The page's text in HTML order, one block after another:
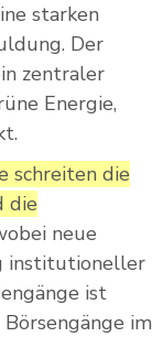
starken
Der
zentraler
Energie,
schreiten die
die
neue
institutioneller
ist
im